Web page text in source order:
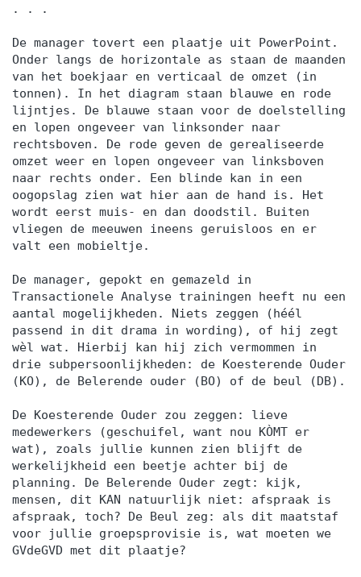
. . .
De manager tovert een plaatje uit PowerPoint.
Onder langs de horizontale as staan de maanden
van het boekjaar en verticaal de omzet (in
tonnen). In het diagram staan blauwe en rode
lijntjes. De blauwe staan voor de doelstelling
en lopen ongeveer van linksonder naar
rechtsboven. De rode geven de gerealiseerde
omzet weer en lopen ongeveer van linksboven
naar rechts onder. Een blinde kan in een
oogopslag zien wat hier aan de hand is. Het
wordt eerst muis- en dan doodstil. Buiten
vliegen de meeuwen ineens geruisloos en er
valt een mobieltje.
De manager, gepokt en gemazeld in
Transactionele Analyse trainingen heeft nu een
aantal mogelijkheden. Niets zeggen (héél
passend in dit drama in wording), of hij zegt
wèl wat. Hierbij kan hij zich vermommen in
drie subpersoonlijkheden: de Koesterende Ouder
(KO), de Belerende ouder (BO) of de beul (DB).
De Koesterende Ouder zou zeggen: lieve
medewerkers (geschuifel, want nou KÒMT er
wat), zoals jullie kunnen zien blijft de
werkelijkheid een beetje achter bij de
planning. De Belerende Ouder zegt: kijk,
mensen, dit KAN natuurlijk niet: afspraak is
afspraak, toch? De Beul zeg: als dit maatstaf
voor jullie groepsprovisie is, wat moeten we
GVdeGVD met dit plaatje?